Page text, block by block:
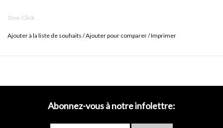
CL/06.05.001.21 (robinet)
One-Click
Ajouter à la liste de souhaits /Ajouter pour comparer/Imprimer
Abonnez-vous à notre infolettre: